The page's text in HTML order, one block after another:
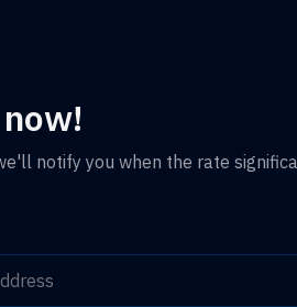
notify you when the rate